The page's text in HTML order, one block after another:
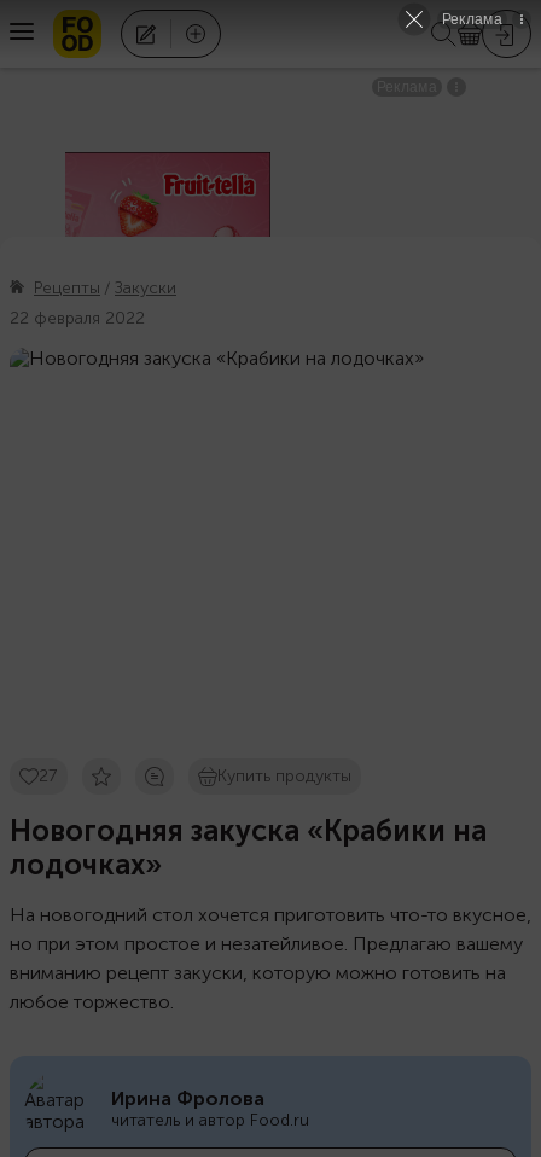
Рецепты
Закуски
22 февраля 2022
27 Купить продукты
Новогодняя закуска «Крабики на
лодочках»
На новогодний стол хочется приготовить что-то вкусное,
но при этом простое и незатейливое. Предлагаю вашему
вниманию рецепт закуски, которую можно готовить на
любое торжество.
Ирина Фролова
читатель и автор Food.ru